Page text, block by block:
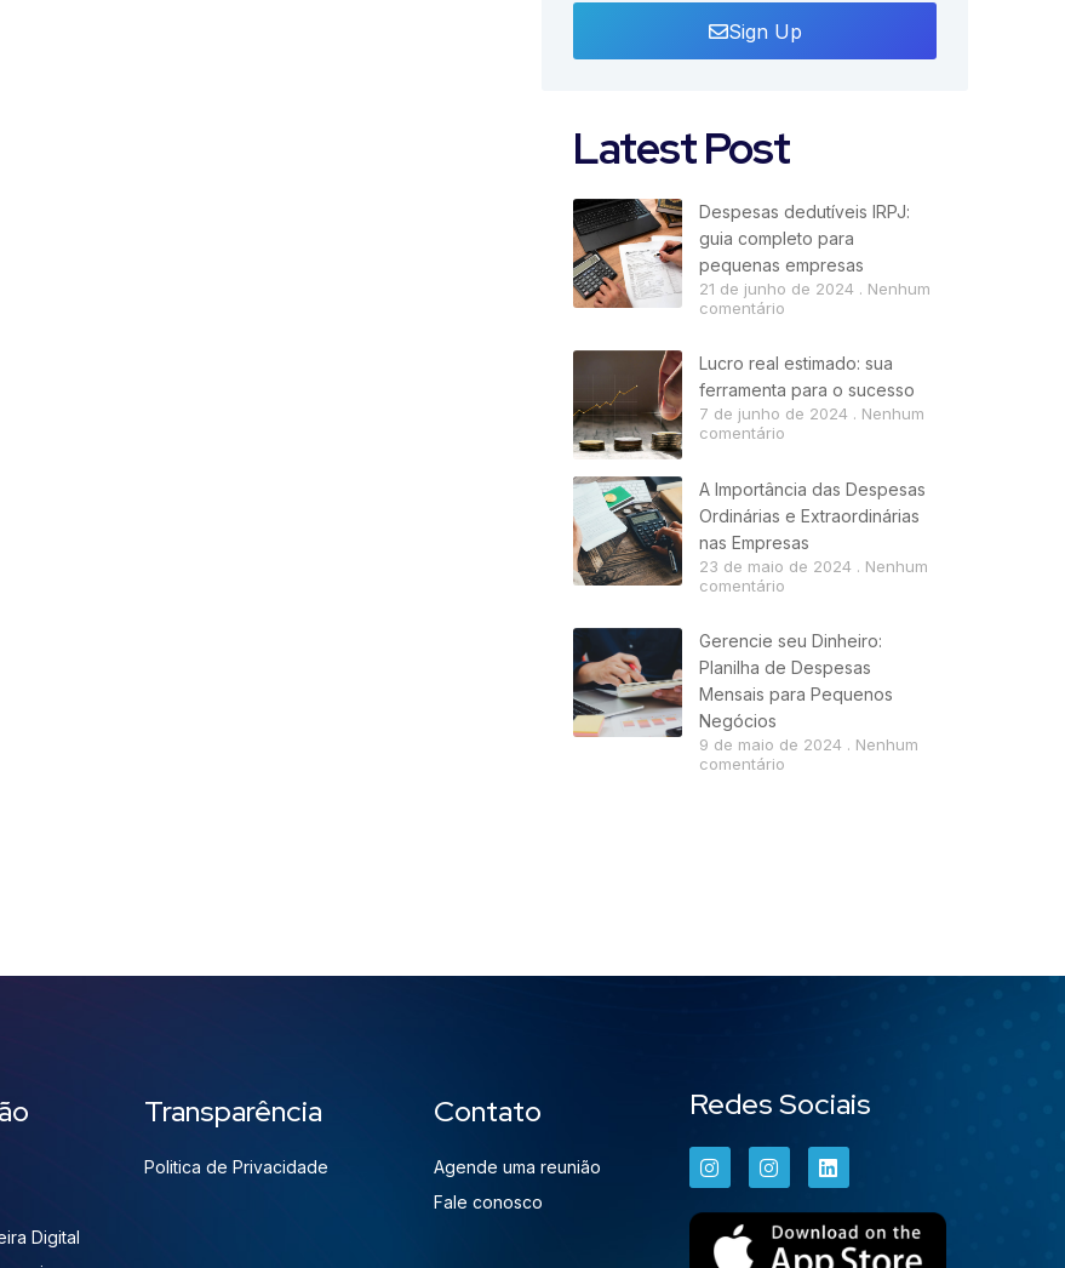
Sign Up
Latest Post
Despesas dedutíveis IRPJ:
guia completo para
pequenas empresas
21 de junho de 2024
Nenhum
comentário
Lucro real estimado: sua
ferramenta para o sucesso
7 de junho de 2024
Nenhum
comentário
A Importância das Despesas
Ordinárias e Extraordinárias
nas Empresas
23 de maio de 2024
Nenhum
comentário
Gerencie seu Dinheiro:
Planilha de Despesas
Mensais para Pequenos
Negócios
9 de maio de 2024
Nenhum
comentário
Digital
Transparência
Politica de Privacidade
Contato
Agende uma reunião
Fale conosco
Redes Sociais